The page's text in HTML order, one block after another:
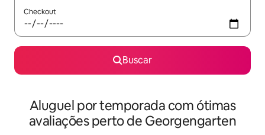
Checkout
Buscar
Aluguel por temporada com ótimas
avaliações perto de Georgengarten